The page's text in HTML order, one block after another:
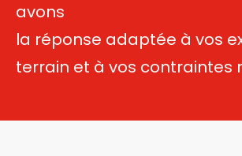
avons
la réponse adaptée à vos
terrain et à vos contraintes